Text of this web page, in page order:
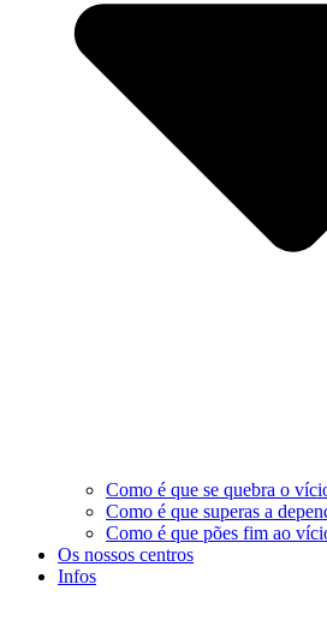
Como é que se quebra o
Como é que superas a
Como é que pões fim ao
Os nossos centros
Infos